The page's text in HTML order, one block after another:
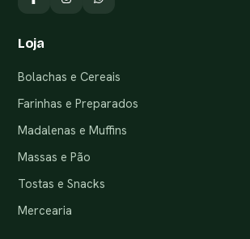
Loja
Bolachas e Cereais
Farinhas e Preparados
Madalenas e Muffins
Massas e Pão
Tostas e Snacks
Mercearia